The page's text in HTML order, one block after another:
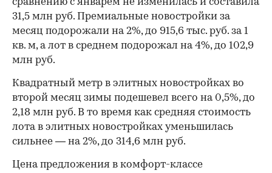
31,5 млн руб. Премиальные новостройки за
месяц подорожали на 2%, до 915,6 тыс. руб. за 1
кв. м, а лот в среднем подорожал на 4%, до 102,9
млн руб.
Квадратный метр в элитных новостройках во
второй месяц зимы подешевел всего на 0,5%, до
2,18 млн руб. В то время как средняя стоимость
лота в элитных новостройках уменьшилась
сильнее — на 2%, до 314,6 млн руб.
Цена предложения в комфорт-классе